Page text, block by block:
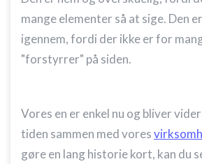
mange elementer så at sige. Den
igennem, fordi der ikke er for
"forstyrrer" på siden.
Vores en er enkel nu og bliver
tiden sammen med vores
gøre en lang historie kort, kan du